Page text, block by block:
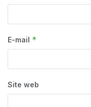
E-mail *
Site web